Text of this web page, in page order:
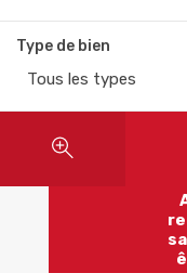
Type de bien
Tous les types